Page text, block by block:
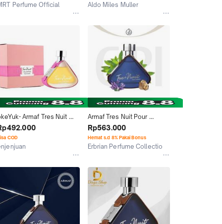
Perfume Official
Aldo Miles Muller
Armaf Tres Nuit
EDP 100ml (PDM
Exclusif dupe)
COD
Armaf Tres Nuit Pour
Homme EDP Man 100 ml -
Erbrian Perfume Collection
Rp563.000
Hemat s.d 8% Pakai Bonus
Erbrian Perfume Collectio